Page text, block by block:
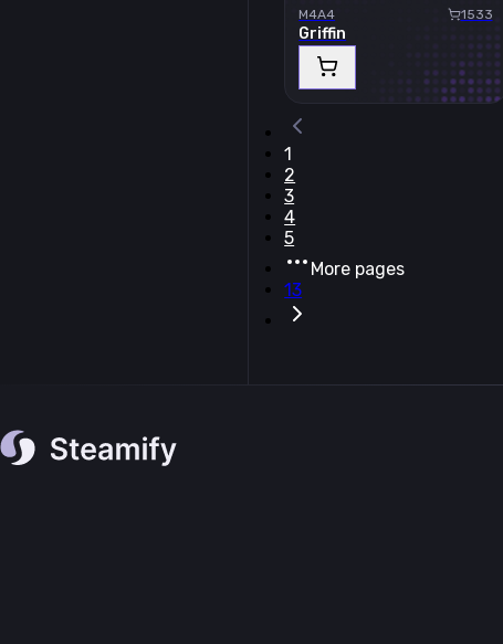
M4A4 1533
Griffin
1
2
3
4
5
More pages
13